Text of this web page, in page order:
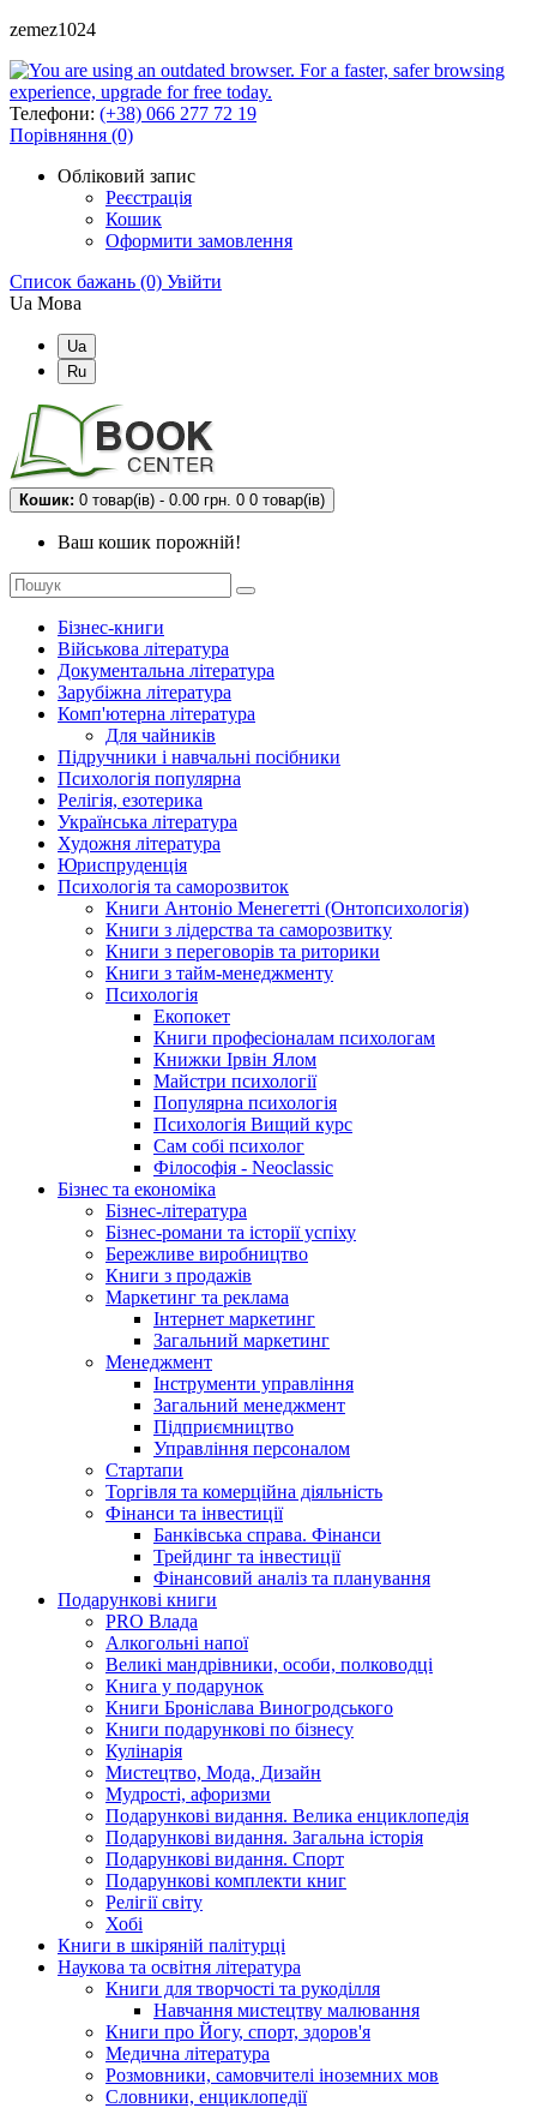
zemez1024
Телефони: (+38) 066 277 72 19
Порівняння (0)
Обліковий запис
Реєстрація
Кошик
Оформити замовлення
Список бажань (0) Увійти
Ua Мова
Ua
Ru
Кошик: 0 товар(ів) - 0.00 грн. 0 0 товар(ів)
Ваш кошик порожній!
Бізнес-книги
Військова література
Документальна література
Зарубіжна література
Комп'ютерна література
Для чайників
Підручники і навчальні посібники
Психологія популярна
Релігія, езотерика
Українська література
Художня література
Юриспруденція
Психологія та саморозвиток
Книги Антоніо Менегетті (Онтопсихологія)
Книги з лідерства та саморозвитку
Книги з переговорів та риторики
Книги з тайм-менеджменту
Психологія
Екопокет
Книги професіоналам психологам
Книжки Ірвін Ялом
Майстри психології
Популярна психологія
Психологія Вищий курс
Сам собі психолог
Філософія - Neoclassic
Бізнес та економіка
Бізнес-література
Бізнес-романи та історії успіху
Бережливе виробництво
Книги з продажів
Маркетинг та реклама
Інтернет маркетинг
Загальний маркетинг
Менеджмент
Інструменти управління
Загальний менеджмент
Підприємництво
Управління персоналом
Стартапи
Торгівля та комерційна діяльність
Фінанси та інвестиції
Банківська справа. Фінанси
Трейдинг та інвестиції
Фінансовий аналіз та планування
Подарункові книги
PRO Влада
Алкогольні напої
Великі мандрівники, особи, полководці
Книга у подарунок
Книги Броніслава Виногродського
Книги подарункові по бізнесу
Кулінарія
Мистецтво, Мода, Дизайн
Мудрості, афоризми
Подарункові видання. Велика енциклопедія
Подарункові видання. Загальна історія
Подарункові видання. Спорт
Подарункові комплекти книг
Релігії світу
Хобі
Книги в шкіряній палітурці
Наукова та освітня література
Книги для творчості та рукоділля
Навчання мистецтву малювання
Книги про Йогу, спорт, здоров'я
Медична література
Розмовники, самовчителі іноземних мов
Словники, енциклопедії